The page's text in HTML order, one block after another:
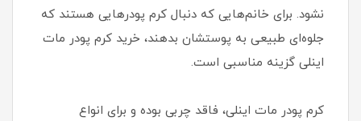
نشود. برای خانم‌هایی که دنبال کرم پودرهایی هستند که
جلوه‌ای طبیعی به پوستشان بدهند، خرید کرم پودر مات
اینلی گزینه مناسبی است.
کرم پودر مات اینلی، فاقد چربی بوده و برای انواع